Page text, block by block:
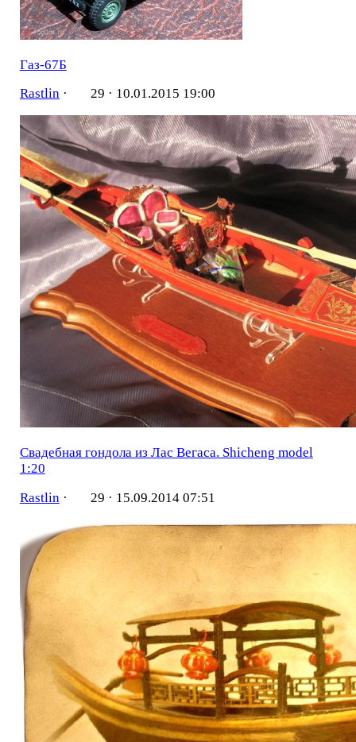
Газ-67Б
Rastlin· 29 · 10.01.2015 19:00
Свадебная гондола из Лас Вегаса. Shicheng model
1:20
Rastlin · 29 · 15.09.2014 07:51